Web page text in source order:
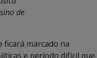
de
ficará marcado na
e período difícil que